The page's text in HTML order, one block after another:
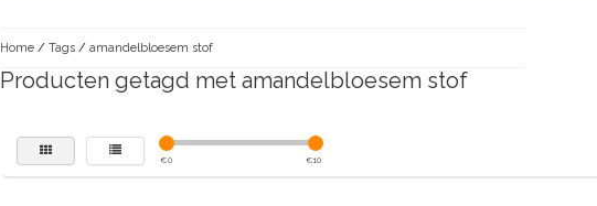
Home/ Tags/ amandelbloesem stof
Producten getagd met amandelbloesem stof
€0 €10